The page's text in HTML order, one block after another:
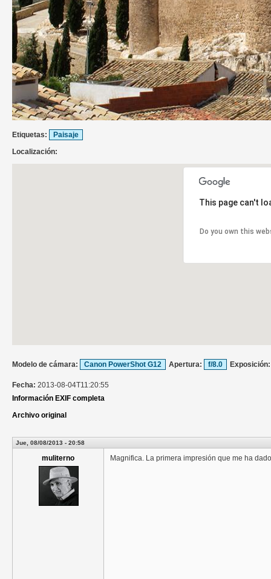
Etiquetas:
Paisaje
Localización:
This page can't
Do you own this
Modelo de cámara: Canon PowerShot G12 Apertura: f/8.0
Fecha: 2013-08-04T11:20:55
Información EXIF completa
Archivo original
Jue, 08/08/2013 - 20:58
muliterno Magnifica. La primera impresión que me ha